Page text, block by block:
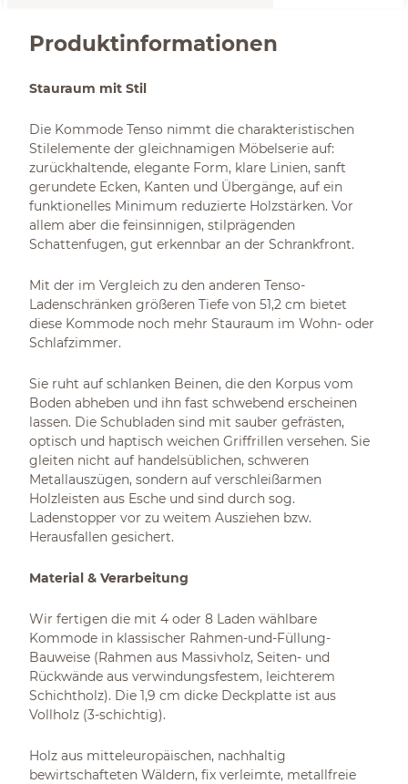
Produktinformationen
Stauraum mit Stil
Die Kommode Tenso nimmt die charakteristischen
Stilelemente der gleichnamigen Möbelserie auf:
zurückhaltende, elegante Form, klare Linien, sanft
gerundete Ecken, Kanten und Übergänge, auf ein
funktionelles Minimum reduzierte Holzstärken. Vor
allem aber die feinsinnigen, stilprägenden
Schattenfugen, gut erkennbar an der Schrankfront.
Mit der im Vergleich zu den anderen Tenso-
Ladenschränken größeren Tiefe von 51,2 cm bietet
diese Kommode noch mehr Stauraum im Wohn- oder
Schlafzimmer.
Sie ruht auf schlanken Beinen, die den Korpus vom
Boden abheben und ihn fast schwebend erscheinen
lassen. Die Schubladen sind mit sauber gefrästen,
optisch und haptisch weichen Griffrillen versehen. Sie
gleiten nicht auf handelsüblichen, schweren
Metallauszügen, sondern auf verschleißarmen
Holzleisten aus Esche und sind durch sog.
Ladenstopper vor zu weitem Ausziehen bzw.
Herausfallen gesichert.
Material & Verarbeitung
Wir fertigen die mit 4 oder 8 Laden wählbare
Kommode in klassischer Rahmen-und-Füllung-
Bauweise (Rahmen aus Massivholz, Seiten- und
Rückwände aus verwindungsfestem, leichterem
Schichtholz). Die 1,9 cm dicke Deckplatte ist aus
Vollholz (3-schichtig).
Holz aus mitteleuropäischen, nachhaltig
bewirtschafteten Wäldern, fix verleimte, metallfreie